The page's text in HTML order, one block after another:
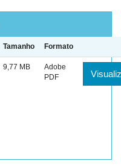
Tamanho Formato
9,77 MB
Adobe
PDF